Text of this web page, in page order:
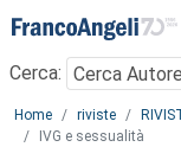
Menu
Cerca:
Main content
Home riviste
IVG e sessualità